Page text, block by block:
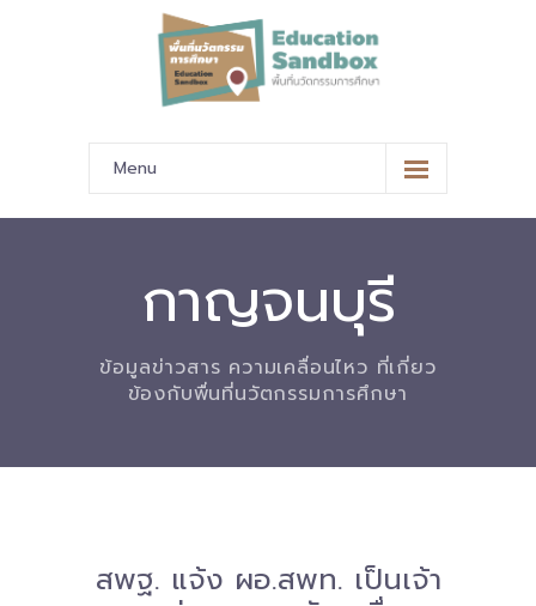
Menu
หน้าหลัก
-- มาตรฐานข้อมูลและมาตรฐานการแลกเปลี่ยนข้อมูล
-- สถานศึกษานำร่อง
-- วีดิทัศน์นำเสนอสถานศึกษานำร่อง
Download
กาญจนบุรี
ข้อมูลข่าวสาร ความเคลื่อนไหว ที่เกี่ยว
ข้องกับพื่นที่นวัตกรรมการศึกษา
สพฐ. แจ้ง ผอ.สพท. เป็นเจ้า